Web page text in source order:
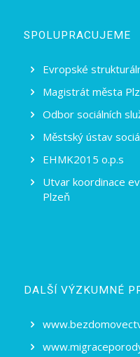
SPOLUPRACUJEME
Evropské
Magistrát města
Odbor sociálních
Městský ústav
EHMK2015 o.p.s
Utvar koordinace
Plzeň
DALŠÍ VÝZKUMNÉ